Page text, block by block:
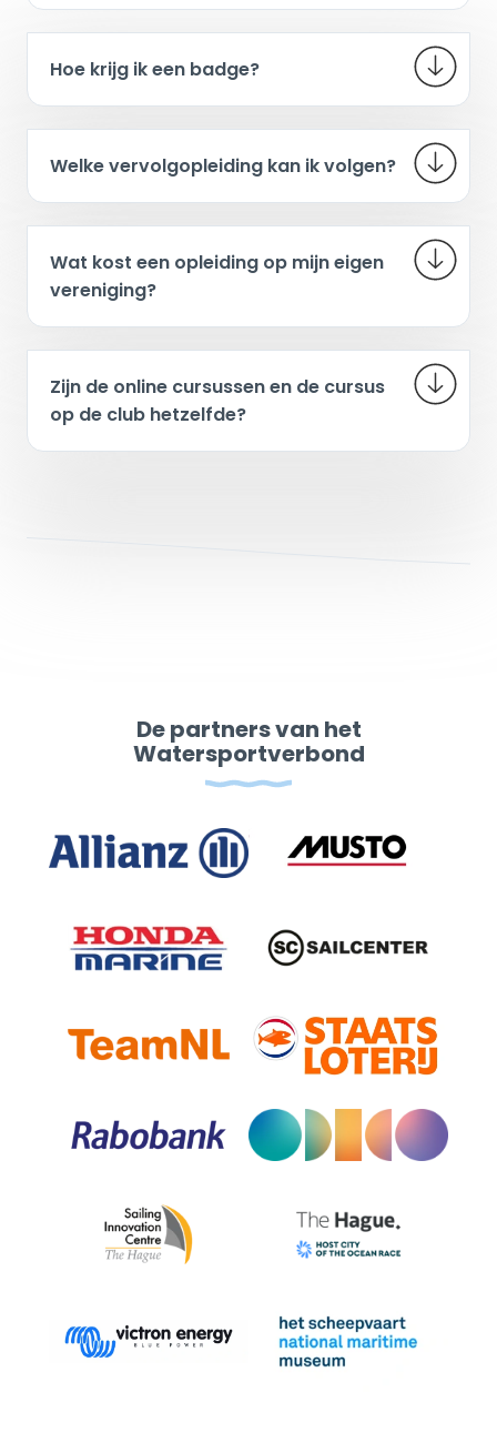
Hoe krijg ik een badge?
Welke vervolgopleiding kan ik volgen?
Wat kost een opleiding op mijn eigen
vereniging?
Zijn de online cursussen en de cursus
op de club hetzelfde?
De partners van het
Watersportverbond